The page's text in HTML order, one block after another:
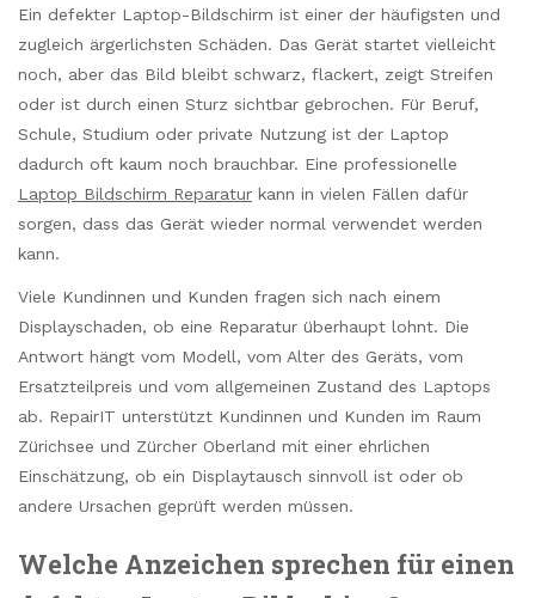
Ein defekter Laptop-Bildschirm ist einer der häufigsten und
zugleich ärgerlichsten Schäden. Das Gerät startet vielleicht
noch, aber das Bild bleibt schwarz, flackert, zeigt Streifen
oder ist durch einen Sturz sichtbar gebrochen. Für Beruf,
Schule, Studium oder private Nutzung ist der Laptop
dadurch oft kaum noch brauchbar. Eine professionelle
Laptop Bildschirm Reparatur kann in vielen Fällen dafür
sorgen, dass das Gerät wieder normal verwendet werden
kann.
Viele Kundinnen und Kunden fragen sich nach einem
Displayschaden, ob eine Reparatur überhaupt lohnt. Die
Antwort hängt vom Modell, vom Alter des Geräts, vom
Ersatzteilpreis und vom allgemeinen Zustand des Laptops
ab. RepairIT unterstützt Kundinnen und Kunden im Raum
Zürichsee und Zürcher Oberland mit einer ehrlichen
Einschätzung, ob ein Displaytausch sinnvoll ist oder ob
andere Ursachen geprüft werden müssen.
Welche Anzeichen sprechen für einen